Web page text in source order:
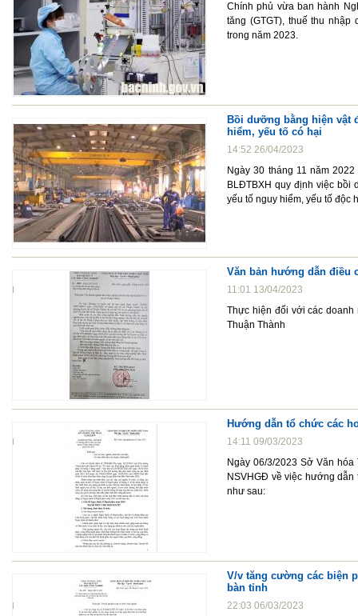
Chính phủ vừa ban hành
tăng (GTGT), thuế thu
trong năm 2023.
Bồi dưỡng bằng hiện vật
hiểm, yếu tố có hại
14:52 26/04/2023
Ngày 30 tháng 11 năm
BLĐTBXH quy định việc bồi
yếu tố nguy hiểm, yếu tố độc
Văn bản hướng dẫn điều
11:01 13/04/2023
Thực hiện đối với các doanh
Thuận Thành
Hướng dẫn tổ chức các
14:11 09/03/2023
Ngày 06/3/2023 Sở Văn
NSVHGĐ về việc hướng
như sau:
V/v tăng cường các biện
bàn tỉnh
22:03 06/03/2023